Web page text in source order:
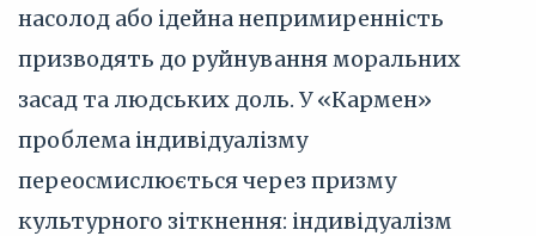
насолод або ідейна непримиренність
призводять до руйнування моральних
засад та людських доль. У «Кармен»
проблема індивідуалізму
переосмислюється через призму
культурного зіткнення: індивідуалізм